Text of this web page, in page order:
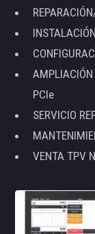
PCIe
SERVICIO
VENTA TPV